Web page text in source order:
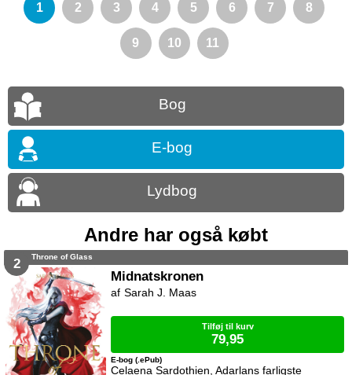
1 2 3 4 5 6 7 8
9 10 11
Bog
E-bog
Lydbog
Andre har også købt
2 Throne of Glass
Midnatskronen
Celaena Sardothien, Adarlans farligste
E-bog (.ePub)
Sarah J. Maas
Tilføj til kurv
79,95